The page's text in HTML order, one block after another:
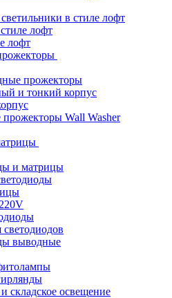
в стиле лофт
лофт
лофт
прожекторы
и тонкий корпус
Wall Washer
и матрицы
выводные
складское освещение